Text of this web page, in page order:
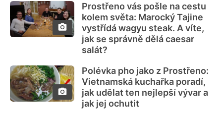
Prostřeno vás pošle na cestu
kolem světa: Marocký Tajine
vystřídá wagyu steak. A víte,
jak se správně dělá caesar
salát?
Polévka pho jako z Prostřeno:
Vietnamská kuchařka poradí,
jak udělat ten nejlepší vývar a
jak jej ochutit